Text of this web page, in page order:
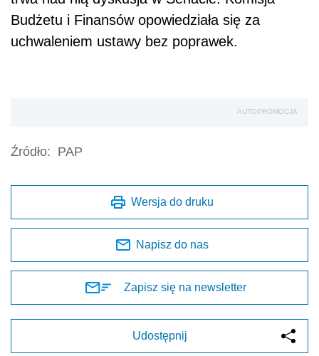
Budżetu i Finansów opowiedziała się za
uchwaleniem ustawy bez poprawek.
AUTOPROMOCJA
Źródło: PAP
Wersja do druku
Napisz do nas
Zapisz się na newsletter
Udostępnij